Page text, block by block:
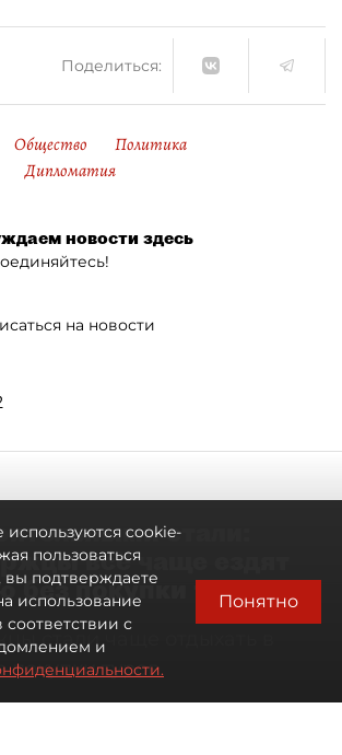
Поделиться:
Общество
Политика
Дипломатия
новости здесь
на новости
стали:
всё чаще ездят
без покупки туров
стали чаще отдыхать в
покупки туров
cookie-
пользоваться
подтверждаете
использование
с
и
Понятно